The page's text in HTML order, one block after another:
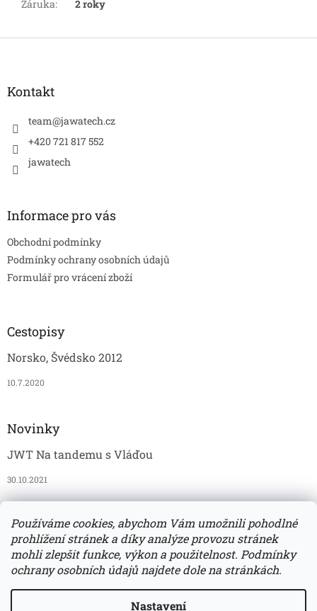
Používáme cookies, abychom Vám umožnili pohodlné
prohlížení stránek a díky analýze provozu stránek
mohli zlepšit funkce, výkon a použitelnost. Podmínky
ochrany osobních údajů najdete dole na stránkách.
Nastavení
Záruka: 2 roky
Kontakt
team@jawatech.cz
+420 721 817 552
jawatech
Informace pro vás
Obchodní podmínky
Podmínky ochrany osobních údajů
Formulář pro vrácení zboží
Cestopisy
Norsko, Švédsko 2012
10.7.2020
Novinky
JWT Na tandemu s Vláďou
30.10.2021
JAWAmania Vomi Grošák JAWATECH na Instagramu